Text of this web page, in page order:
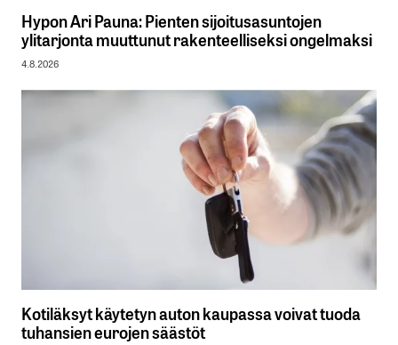
Hypon Ari Pauna: Pienten sijoitusasuntojen
ylitarjonta muuttunut rakenteelliseksi ongelmaksi
4.8.2026
Kotiläksyt käytetyn auton kaupassa voivat tuoda
tuhansien eurojen säästöt